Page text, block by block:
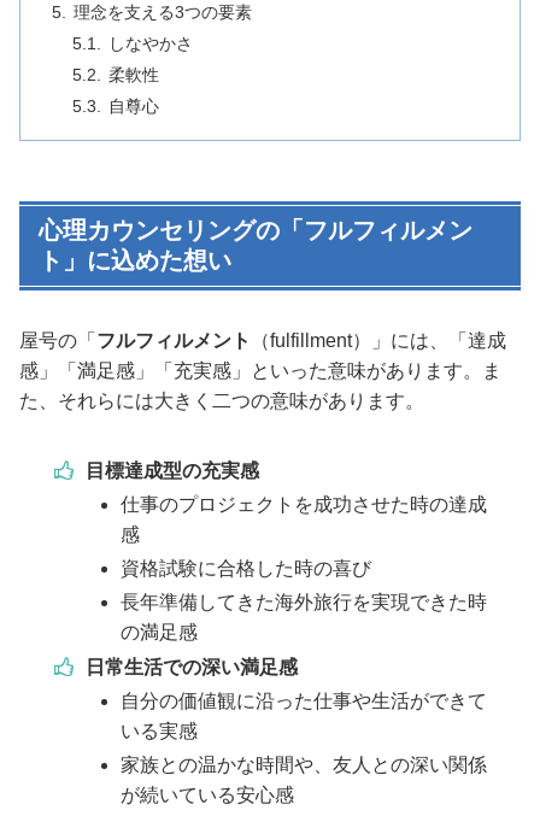
理念を支える3つの要素
しなやかさ
柔軟性
自尊心
心理カウンセリングの「フルフィルメン
ト」に込めた想い
屋号の「 フルフィルメント
（fulfillment）」には、「達成
感」「満足感」「充実感」といった意味があります。ま
た、それらには大きく二つの意味があります。
目標達成型の充実感
仕事のプロジェクトを成功させた時の達成
感
資格試験に合格した時の喜び
長年準備してきた海外旅行を実現できた時
の満足感
日常生活での深い満足感
自分の価値観に沿った仕事や生活ができて
いる実感
家族との温かな時間や、友人との深い関係
が続いている安心感